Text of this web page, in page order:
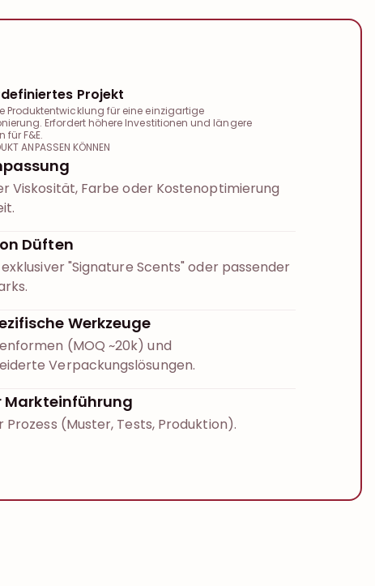
Projekt
Produktentwicklung für eine einzigartige
Erfordert höhere Investitionen und längere
für F&E.
ANPASSEN KÖNNEN
Viskosität, Farbe oder Kostenoptimierung
Düften
"Signature Scents" oder passender
Werkzeuge
(MOQ ~20k) und
Verpackungslösungen.
Markteinführung
Prozess (Muster, Tests, Produktion).